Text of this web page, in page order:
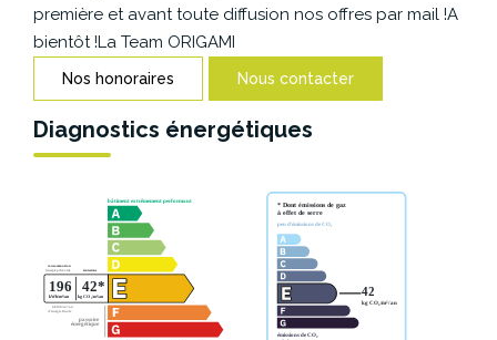
CONTACT
première et avant toute diffusion nos offres par mail !A
bientôt !La Team ORIGAMI
Nos honoraires Nous contacter
Diagnostics énergétiques